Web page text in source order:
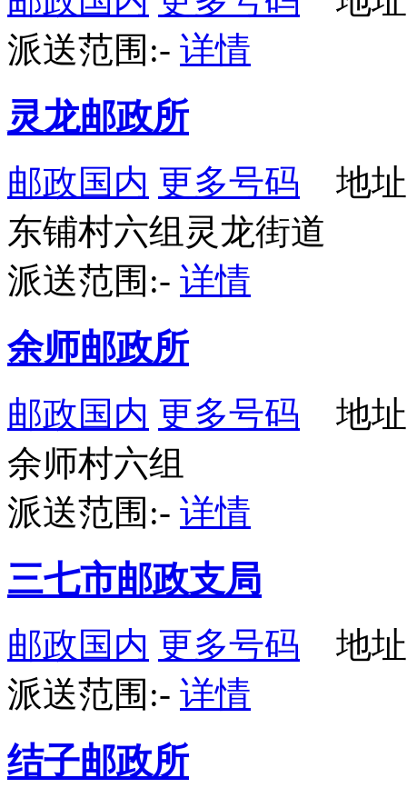
派送范围:- 详情
灵龙邮政所
邮政国内 更多号码 地址
东铺村六组灵龙街道
派送范围:- 详情
余师邮政所
邮政国内 更多号码 地址
余师村六组
派送范围:- 详情
三七市邮政支局
邮政国内 更多号码 地址
派送范围:- 详情
结子邮政所